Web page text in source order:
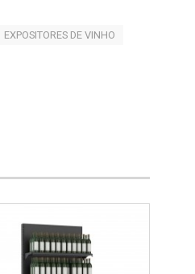
EXPOSITORES DE VINHO